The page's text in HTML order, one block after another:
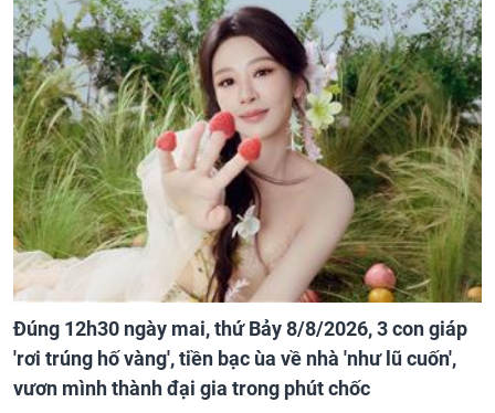
Đúng 12h30 ngày mai, thứ Bảy 8/8/2026, 3 con giáp
'rơi trúng hố vàng', tiền bạc ùa về nhà 'như lũ cuốn',
vươn mình thành đại gia trong phút chốc